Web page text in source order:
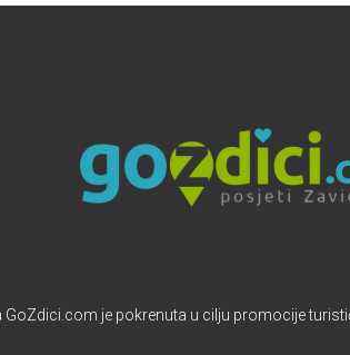
GoZdici.com je pokrenuta u cilju promocije